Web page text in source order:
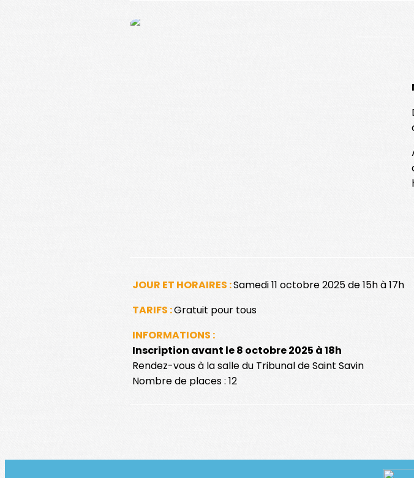
JOUR ET HORAIRES :Samedi 11 octobre 2025 de 15h à 17h
TARIFS :Gratuit pour tous
INFORMATIONS :
Inscription avant le 8 octobre 2025 à 18h
Rendez-vous à la salle du Tribunal de Saint Savin
Nombre de places : 12